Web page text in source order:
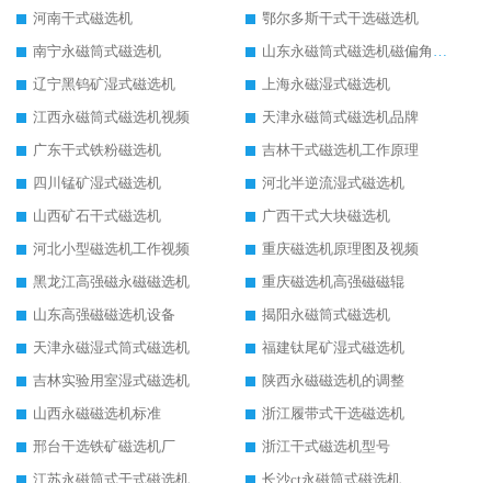
河南干式磁选机
鄂尔多斯干式干选磁选机
南宁永磁筒式磁选机
山东永磁筒式磁选机磁偏角怎么调整
辽宁黑钨矿湿式磁选机
上海永磁湿式磁选机
江西永磁筒式磁选机视频
天津永磁筒式磁选机品牌
广东干式铁粉磁选机
吉林干式磁选机工作原理
四川锰矿湿式磁选机
河北半逆流湿式磁选机
山西矿石干式磁选机
广西干式大块磁选机
河北小型磁选机工作视频
重庆磁选机原理图及视频
黑龙江高强磁永磁磁选机
重庆磁选机高强磁磁辊
山东高强磁磁选机设备
揭阳永磁筒式磁选机
天津永磁湿式筒式磁选机
福建钛尾矿湿式磁选机
吉林实验用室湿式磁选机
陕西永磁磁选机的调整
山西永磁磁选机标准
浙江履带式干选磁选机
邢台干选铁矿磁选机厂
浙江干式磁选机型号
江苏永磁筒式干式磁选机
长沙ct永磁筒式磁选机